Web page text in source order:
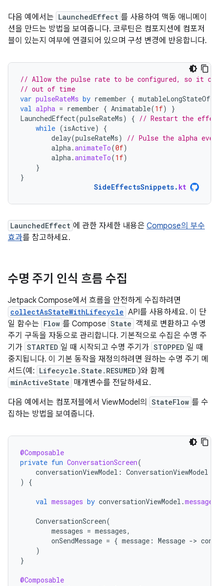
다음 예에서는 LaunchedEffect 를 사용하여 맥동 애니메이
션을 만드는 방법을 보여줍니다. 코루틴은 컴포지션에 컴포저
블이 있는지 여부에 연결되어 있으며 구성 변경에 반응합니다.
// Allow the pulse rate to be configured, so it
// out of time
var pulseRateMs by remember { mutableLongStateOf
val alpha = remember { Animatable(1f)
}
LaunchedEffect(pulseRateMs) { // Restart the effect
while (isActive)
{
delay(pulseRateMs)
// Pulse the alpha
alpha.animateTo(0f)
alpha.animateTo(1f)
}
}
SideEffectsSnippets. kt
LaunchedEffect 에 관한 자세한 내용은 Compose의 부수
효과를 참고하세요.
수명 주기 인식 흐름 수집
Jetpack Compose에서 흐름을 안전하게 수집하려면
collectAsStateWithLifecycle API를 사용하세요. 이 단
일 함수는 Flow 를 Compose State 객체로 변환하고 수명
주기 구독을 자동으로 관리합니다. 기본적으로 수집은 수명 주
기가 STARTED 일 때 시작되고 수명 주기가 STOPPED 일 때
중지됩니다. 이 기본 동작을 재정의하려면 원하는 수명 주기 메
서드(예: Lifecycle.State.RESUMED )와 함께
minActiveState 매개변수를 전달하세요.
다음 예에서는 컴포저블에서 ViewModel의
StateFlow 를 수
집하는 방법을 보여줍니다.
@Composable
private fun ConversationScreen(
conversationViewModel : ConversationViewModel
)
{
val messages by conversationViewModel .messages
ConversationScreen(
messages = messages,
onSendMessage = { message : Message ->
)
}
@Composable